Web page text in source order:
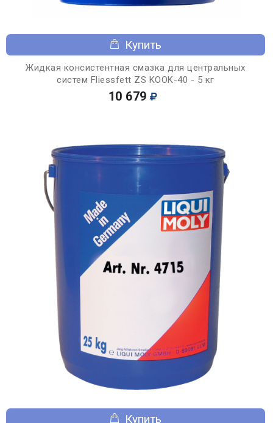
Купить
Жидкая консистентная смазка для центральных
систем Fliessfett ZS KOOK-40 - 5 кг
10 679
Купить